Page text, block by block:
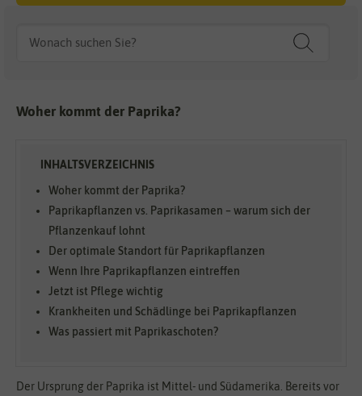
Woher kommt der Paprika?
Woher kommt der Paprika?
Paprikapflanzen vs. Paprikasamen – warum sich der
Pflanzenkauf lohnt
Der optimale Standort für Paprikapflanzen
Wenn Ihre Paprikapflanzen eintreffen
Jetzt ist Pflege wichtig
Krankheiten und Schädlinge bei Paprikapflanzen
Was passiert mit Paprikaschoten?
Der Ursprung der Paprika ist Mittel- und Südamerika. Bereits vor